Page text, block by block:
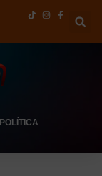
POLÍTICA